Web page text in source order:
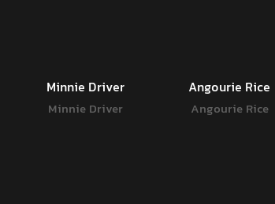
Angourie Rice
Angourie Rice
Minnie Driver
Minnie Driver